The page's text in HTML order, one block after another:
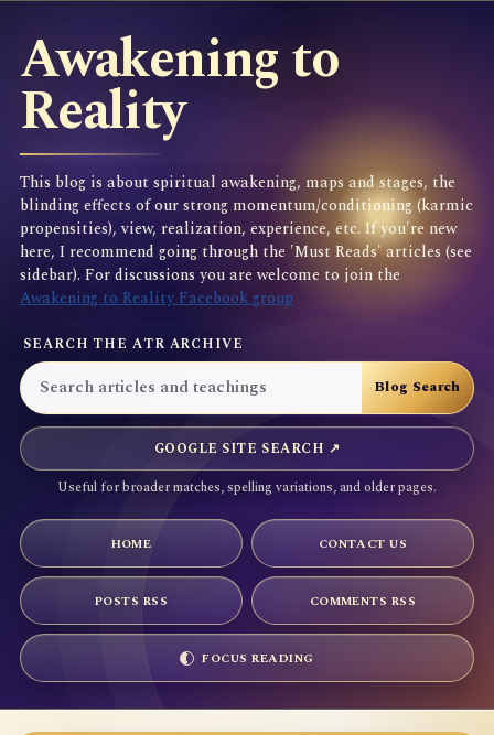
Awakening to
Reality
This blog is about spiritual awakening, maps and stages, the
blinding effects of our strong momentum/conditioning (karmic
propensities), view, realization, experience, etc. If you're new
here, I recommend going through the 'Must Reads' articles (see
sidebar). For discussions you are welcome to join the
Awakening to Reality Facebook group
SEARCH THE ATR ARCHIVE
GOOGLE SITE SEARCH ↗
Useful for broader matches, spelling variations, and older pages.
HOME CONTACT US
POSTS RSS COMMENTS RSS
FOCUS READING